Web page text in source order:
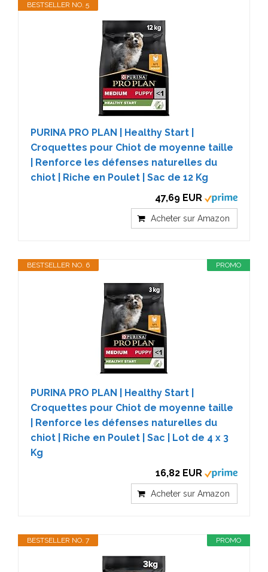
BESTSELLER NO. 5
PURINA PRO PLAN | Healthy Start |
Croquettes pour Chiot de moyenne taille
| Renforce les défenses naturelles du
chiot | Riche en Poulet | Sac de 12 Kg
47,69 EUR
Acheter sur Amazon
PROMO
BESTSELLER NO. 6
PURINA PRO PLAN | Healthy Start |
Croquettes pour Chiot de moyenne taille
| Renforce les défenses naturelles du
chiot | Riche en Poulet | Sac | Lot de 4 x 3
Kg
16,82 EUR
Acheter sur Amazon
PROMO
BESTSELLER NO. 7